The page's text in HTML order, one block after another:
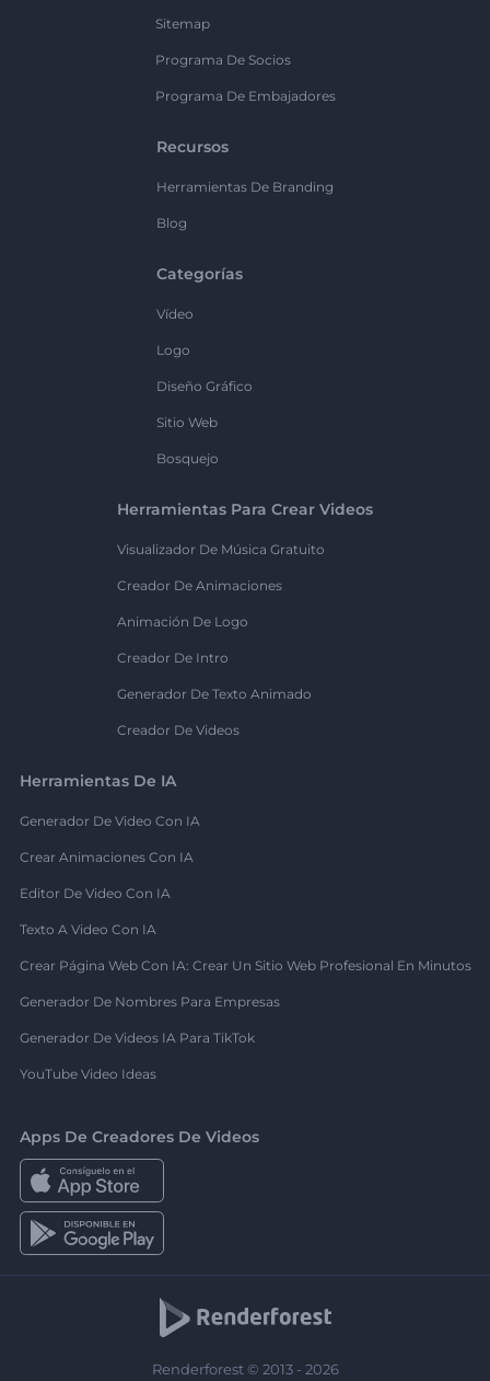
Sitemap
Programa De Socios
Programa De Embajadores
Recursos
Herramientas De Branding
Blog
Categorías
Vídeo
Logo
Diseño Gráfico
Sitio Web
Bosquejo
Herramientas Para Crear Videos
Visualizador De Música Gratuito
Creador De Animaciones
Animación De Logo
Creador De Intro
Generador De Texto Animado
Creador De Videos
Herramientas De IA
Generador De Video Con IA
Crear Animaciones Con IA
Editor De Video Con IA
Texto A Video Con IA
Crear Página Web Con IA: Crear Un Sitio Web Profesional En Minutos
Generador De Nombres Para Empresas
Generador De Videos IA Para TikTok
YouTube Video Ideas
Apps De Creadores De Videos
Renderforest © 2013 - 2026